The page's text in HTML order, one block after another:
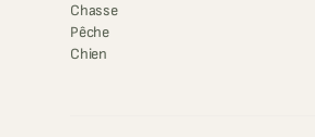
Chasse
Pêche
Chien